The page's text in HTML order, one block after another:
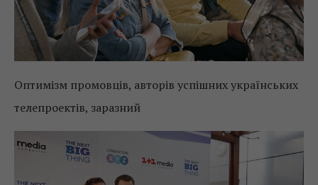
Оптимізм промовців, авторів успішних українських
телепроектів, заразний